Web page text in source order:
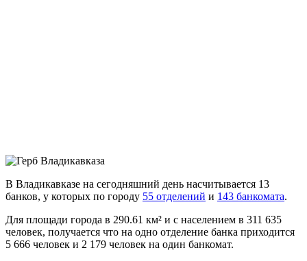
В Владикавказе на сегодняшний день насчитывается 13
банков, у которых по городу 55 отделений и 143 банкомата.
Для площади города в 290.61 км² и с населением в 311 635
человек, получается что на одно отделение банка приходится
5 666 человек и 2 179 человек на один банкомат.